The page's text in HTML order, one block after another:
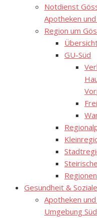
Notdienst
Apotheken
Region um
GU-Süd
Gesundheit &
Apotheken
Umgebung